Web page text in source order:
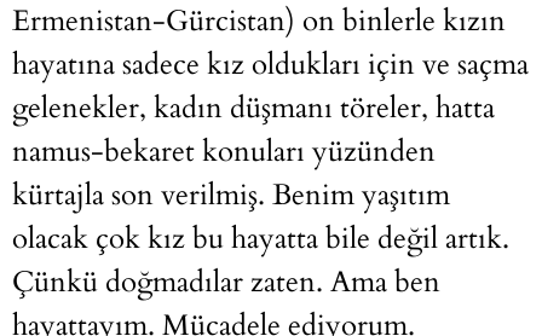
Ermenistan-Gürcistan) on binlerle kızın
hayatına sadece kız oldukları için ve saçma
gelenekler, kadın düşmanı töreler, hatta
namus-bekaret konuları yüzünden
kürtajla son verilmiş. Benim yaşıtım
olacak çok kız bu hayatta bile değil artık.
Çünkü doğmadılar zaten. Ama ben
hayattayım. Mücadele ediyorum.